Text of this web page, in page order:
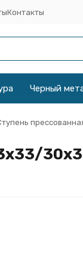
Контакты
Черный